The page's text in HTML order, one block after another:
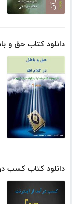
دانلود کتاب حق و
دانلود کتاب کسب